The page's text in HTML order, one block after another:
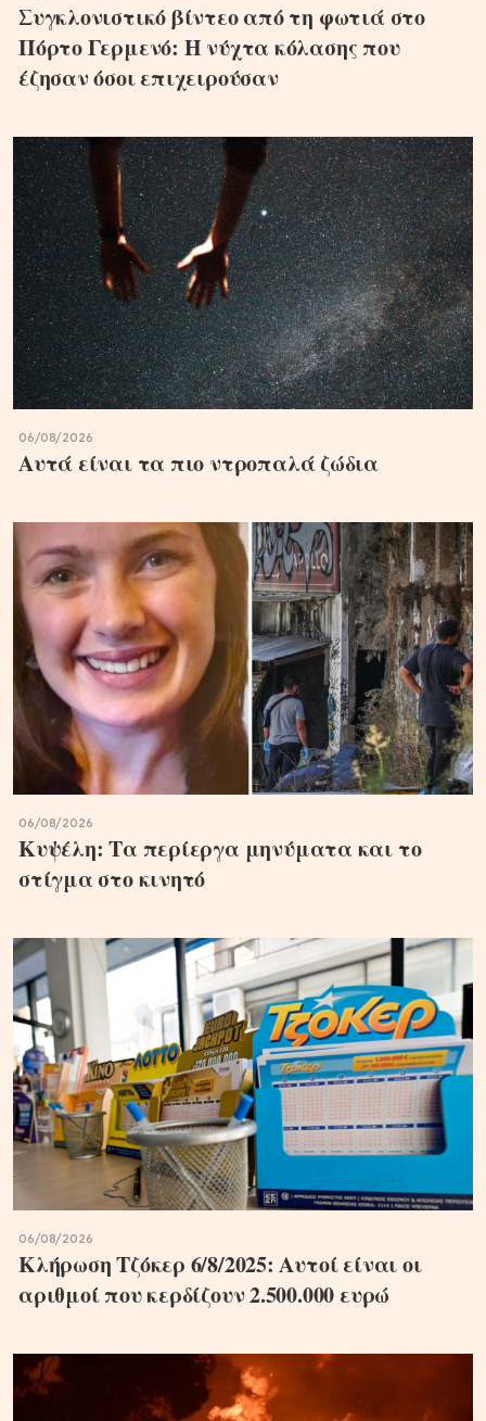
Συγκλονιστικό βίντεο από τη φωτιά στο
Πόρτο Γερμενό: Η νύχτα κόλασης που
έζησαν όσοι επιχειρούσαν
06/08/2026
Αυτά είναι τα πιο ντροπαλά ζώδια
06/08/2026
Κυψέλη: Τα περίεργα μηνύματα και το
στίγμα στο κινητό
06/08/2026
Κλήρωση Τζόκερ 6/8/2025: Αυτοί είναι οι
αριθμοί που κερδίζουν 2.500.000 ευρώ